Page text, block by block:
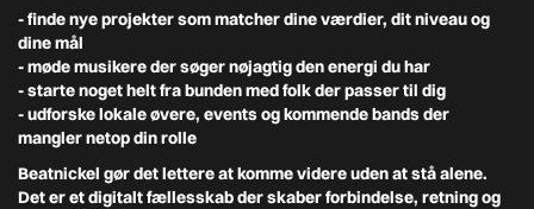
- finde nye projekter som matcher dine værdier, dit niveau og
dine mål
- møde musikere der søger nøjagtig den energi du har
- starte noget helt fra bunden med folk der passer til dig
- udforske lokale øvere, events og kommende bands der
mangler netop din rolle
Beatnickel gør det lettere at komme videre uden at stå alene.
Det er et digitalt fællesskab der skaber forbindelse, retning og